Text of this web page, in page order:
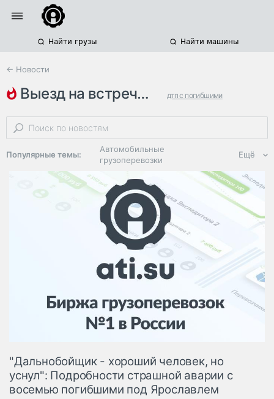
Найти грузы Найти машины
← Новости
выезд на встречную дтп с погибшими
дтп с детьми sitrak
Популярные темы:
Автомобильные
грузоперевозки
Региональная
логистика
ЭДО, ИТ в
логистике
Дороги,
инфраструктура
Логистика, грузы
Негабаритные и
опасные грузы
Безопасность и
Таможня и ВЭД
Склады и
Ещё
"Дальнобойщик - хороший человек, но
уснул": Подробности страшной аварии с
восемью погибшими под Ярославлем